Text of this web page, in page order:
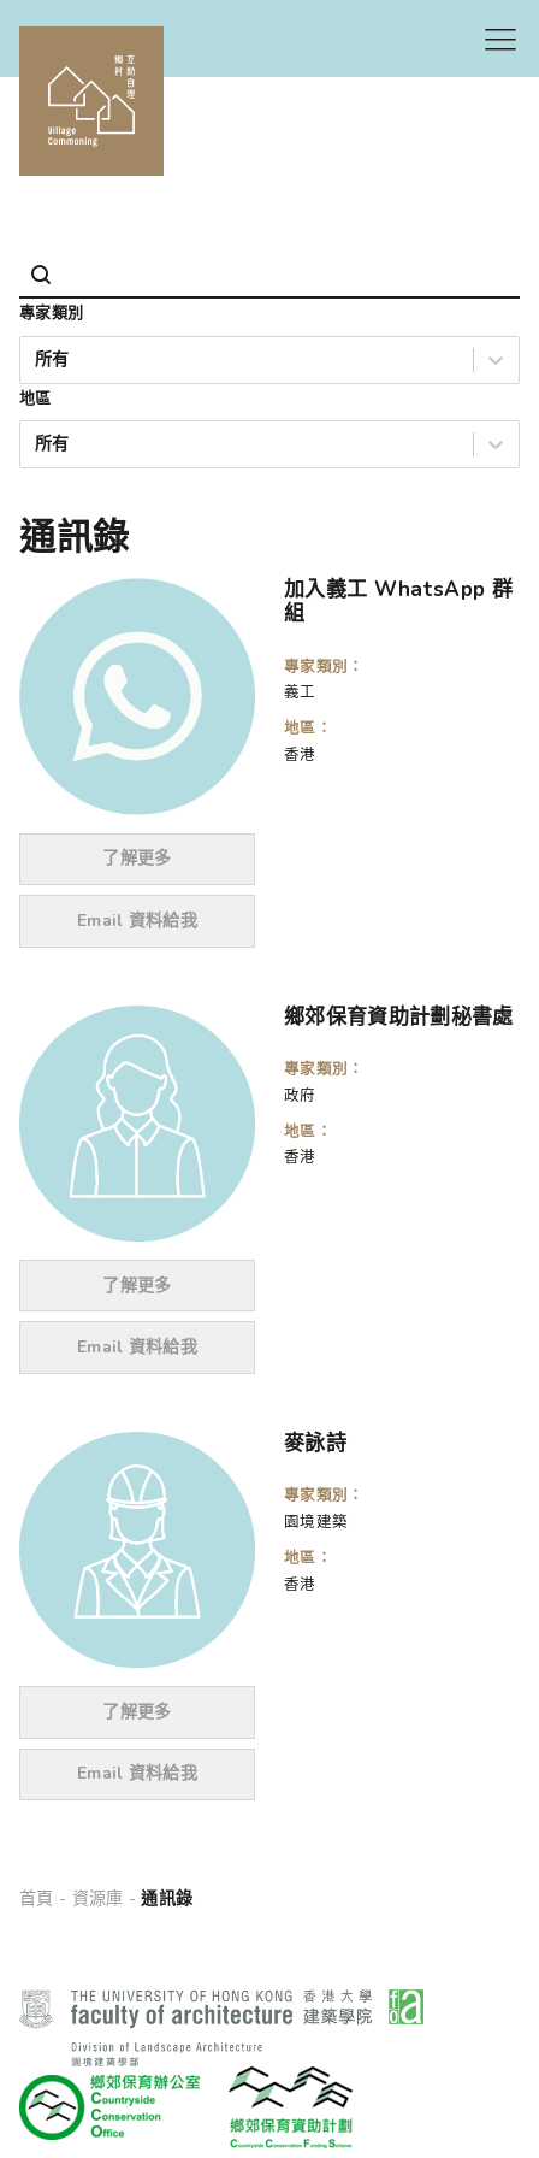
搜尋
專家類別
專家類別
專家類別
地區
地區
地區
通訊錄
了解更多
Email 資料給我
加入義工 WhatsApp 群
組
專家類別：
義工
地區：
香港
了解更多
Email 資料給我
鄉郊保育資助計劃秘書處
專家類別：
政府
地區：
香港
了解更多
Email 資料給我
麥詠詩
專家類別：
園境建築
地區：
香港
首頁 - 資源庫 -通訊錄